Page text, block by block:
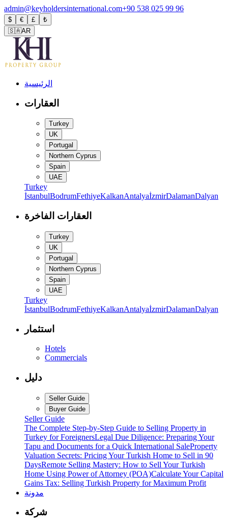
admin@keyholdersinternational.com+90 538 025 99 96
$ € £
₺
🇸🇦AR
الرئيسية
العقارات
Turkey
UK
Portugal
Northern Cyprus
Spain
UAE
Turkey
İstanbulBodrumFethiyeKalkanAntalyaİzmirDalamanDalyan
العقارات الفاخرة
Turkey
UK
Portugal
Northern Cyprus
Spain
UAE
Turkey
İstanbulBodrumFethiyeKalkanAntalyaİzmirDalamanDalyan
استثمار
Hotels
Commercials
دليل
Seller Guide
Buyer Guide
Seller Guide
The Complete Step-by-Step Guide to Selling Property in
Turkey for ForeignersLegal Due Diligence: Preparing Your
Tapu and Documents for a Quick International SaleProperty
Valuation Secrets: Pricing Your Turkish Home to Sell in 90
DaysRemote Selling Mastery: How to Sell Your Turkish
Home Using Power of Attorney (POA)Calculate Your Capital
Gains Tax: Selling Turkish Property for Maximum Profit
مدونة
شركة